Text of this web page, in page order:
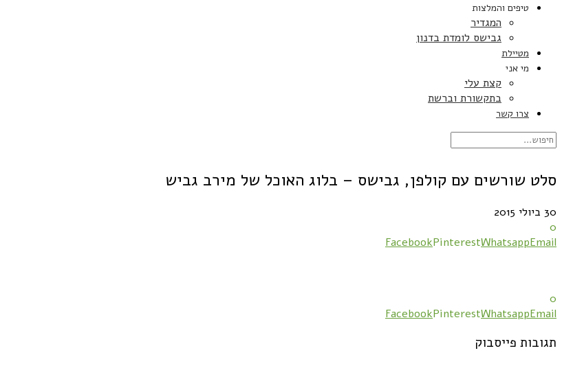
טיפים והמלצות
המגדיר
גבישס לומדת בדנון
מטיילת
מי אני
קצת עלי
בתקשורת וברשת
צרו קשר
סלט שורשים עם קולפן, גבישס – בלוג האוכל של מירב גביש
30 ביולי 2015
0
FacebookPinterestWhatsappEmail
0
FacebookPinterestWhatsappEmail
תגובות פייסבוק